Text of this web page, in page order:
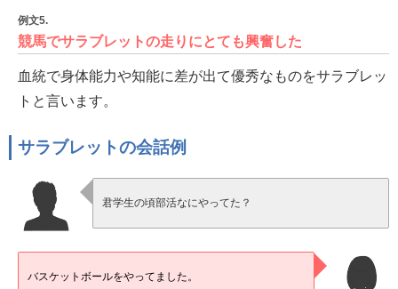
例文5.
競馬でサラブレットの走りにとても興奮した
血統で身体能力や知能に差が出て優秀なものをサラブレッ
トと言います。
サラブレットの会話例
君学生の頃部活なにやってた？
バスケットボールをやってました。